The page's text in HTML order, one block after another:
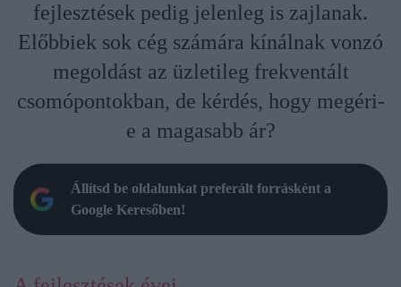
fejlesztések pedig jelenleg is zajlanak.
Előbbiek sok cég számára kínálnak vonzó
megoldást az üzletileg frekventált
csomópontokban, de kérdés, hogy megéri-
e a magasabb ár?
Állítsd be oldalunkat preferált forrásként a
Google Keresőben!